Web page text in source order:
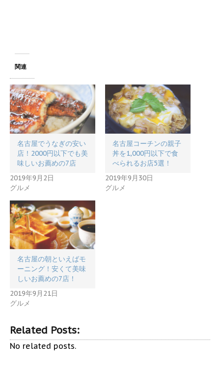
関連
名古屋でうなぎの安い
店！2000円以下でも美
味しいお薦めの7店
2019年9月2日
グルメ
名古屋コーチンの親子
丼を1,000円以下で食
べられるお店5選！
2019年9月30日
グルメ
名古屋の朝といえばモ
ーニング！安くて美味
しいお薦めの7店！
2019年9月21日
グルメ
Related Posts:
No related posts.